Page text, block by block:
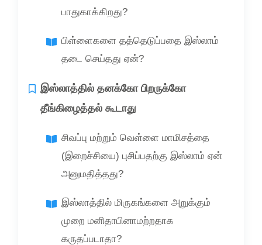
பாதுகாக்கிறது?
பிள்ளைகளை தத்தெடுப்பதை இஸ்லாம்
தடை செய்தது ஏன்?
இஸ்லாத்தில் தனக்கோ பிறருக்கோ
தீங்கிழைத்தல் கூடாது
சிவப்பு மற்றும் வெள்ளை மாமிசத்தை
(இறைச்சியை) புசிப்பதற்கு இஸ்லாம் ஏன்
அனுமதித்தது?
இஸ்லாத்தில் மிருகங்களை அறுக்கும்
முறை மனிதாபினாமற்றதாக
கருதப்படாதா?